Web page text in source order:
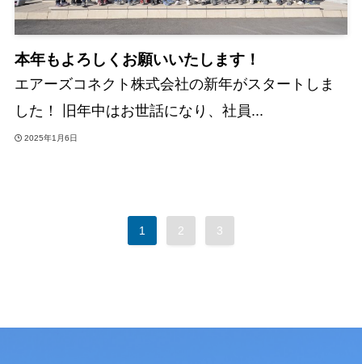
本年もよろしくお願いいたします！
エアーズコネクト株式会社の新年がスタートしま
した！ 旧年中はお世話になり、社員...
2025年1月6日
1 2 3